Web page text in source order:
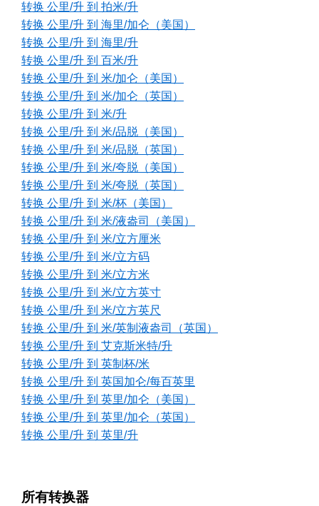
转换 公里/升 到 拍米/升
转换 公里/升 到 海里/加仑（美国）
转换 公里/升 到 海里/升
转换 公里/升 到 百米/升
转换 公里/升 到 米/加仑（美国）
转换 公里/升 到 米/加仑（英国）
转换 公里/升 到 米/升
转换 公里/升 到 米/品脱（美国）
转换 公里/升 到 米/品脱（英国）
转换 公里/升 到 米/夸脱（美国）
转换 公里/升 到 米/夸脱（英国）
转换 公里/升 到 米/杯（美国）
转换 公里/升 到 米/液盎司（美国）
转换 公里/升 到 米/立方厘米
转换 公里/升 到 米/立方码
转换 公里/升 到 米/立方米
转换 公里/升 到 米/立方英寸
转换 公里/升 到 米/立方英尺
转换 公里/升 到 米/英制液盎司（英国）
转换 公里/升 到 艾克斯米特/升
转换 公里/升 到 英制杯/米
转换 公里/升 到 英国加仑/每百英里
转换 公里/升 到 英里/加仑（美国）
转换 公里/升 到 英里/加仑（英国）
转换 公里/升 到 英里/升
所有转换器